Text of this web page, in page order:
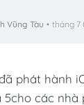
Vũng Tàu • tháng 7
phát hành
5cho các